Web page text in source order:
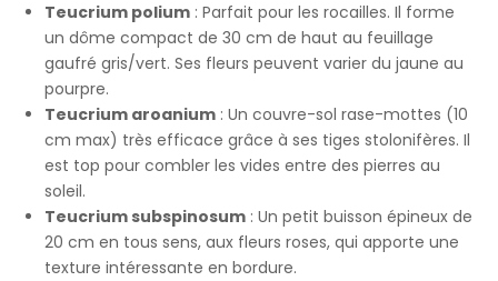
Teucrium polium : Parfait pour les rocailles. Il forme
un dôme compact de 30 cm de haut au feuillage
gaufré gris/vert. Ses fleurs peuvent varier du jaune au
pourpre.
Teucrium aroanium : Un couvre-sol rase-mottes (10
cm max) très efficace grâce à ses tiges stolonifères. Il
est top pour combler les vides entre des pierres au
soleil.
Teucrium subspinosum : Un petit buisson épineux de
20 cm en tous sens, aux fleurs roses, qui apporte une
texture intéressante en bordure.